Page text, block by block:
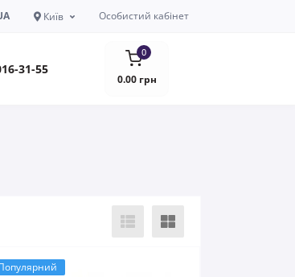
Київ Особистий кабінет
31-55
0
0.00 грн